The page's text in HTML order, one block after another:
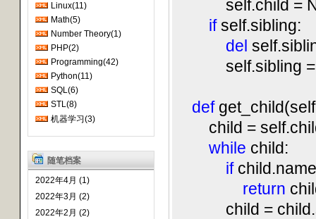
Linux(11)
Math(5)
Number Theory(1)
PHP(2)
Programming(42)
Python(11)
SQL(6)
STL(8)
机器学习(3)
随笔档案
2022年4月 (1)
2022年3月 (2)
2022年2月 (2)
self.child =
ifself.sibling:
del
self.sibling =
def
child =
while child:
if
return
child =